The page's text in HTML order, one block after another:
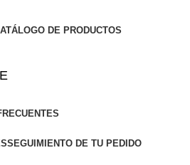
DE PRODUCTOS
SEGUIMIENTO DE TU PEDIDO